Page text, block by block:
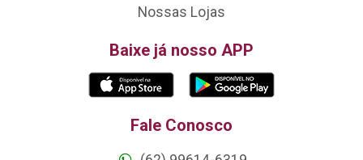
Nossas Lojas
Baixe já nosso APP
Fale Conosco